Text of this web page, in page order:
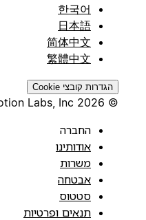
한국어
日本語
简体中文
繁體中文
הגדרות קובצי Cookie
החברה
אודותינו
משרות
אבטחה
סטטוס
תנאים ופרטיות